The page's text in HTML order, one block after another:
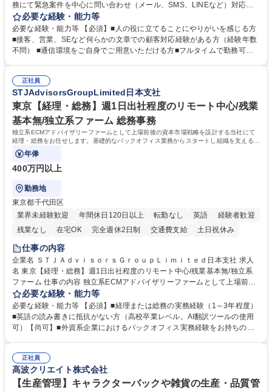
務にて緊急案件を中心に問い合わせ（メール、SMS、LINEなど）対応、
契約開始手続き処理などを行なっていただきます。カスタマーサクセス
（Digiops：デジオプス）と運用構築の業務となります。 ■お問い合わせ
対応業務全般（システム入力、契約手続き含む） ■デジタルコミュニケー
ションツール（メール、SMS、LINE等）を使用 ■お客様のニーズに応じた
添ってサービス提供できることが魅力 募集職種 【リモート/カスタマーサ
クセス】平日夕方以降を中心にリモートワークで対応
必要な経験・能力等
必要な経験・能力等 【必須】■人の役に立てることにやりがいを感じる方
■接客、営業、SEなど何らかの文章での顧客対応経験がある方（経験年数
不問） ■通信環境をご自身でご用意いただける方■フルタイムで勤務可能
境に貢献したい■改善提案や改善アクション等新しいことに意欲がある方
【英語（語学力）】■翻訳ツールを用い英語でコミュニケーションをとる
ことに抵抗がない方■英語は話せなくても問題はありませんが、英語が話
せますと、よりチャンスが広がります。※日本語がネイティブレベル必須
学歴・資格 学歴：大学院 大学 高専 短大 専修学校 高校 語学力： 資格：
正社員
STJAdvisorsGroupLimited日本支社
東京【経理・総務】週1日出社程度のリモート中心/残業
基本無/独立系ファーム 総務事務
独立系ECMアドバイザリーファームとして上場前後の資本市場戦略を設計する当社にて
経理・総務をお任せします。基礎的なバックオフィス業務からスタートし組織を支える専
任担当として広く活躍できる環境です。
年俸
400万円以上
勤務地
東京都千代田区
業界未経験歓迎
年間休日120日以上 転勤なし 英語
経験者歓迎
残業なし
在宅OK 完全週休2日制 交通費支給 土日祝休み
仕事の内容
企業名 ＳＴＪＡｄｖｉｓｏｒｓＧｒｏｕｐＬｉｍｉｔｅｄ日本支社 求人
名 東京【経理・総務】週1日出社程度のリモート中心/残業基本無/独立系
ファーム 仕事の内容 独立系ECMアドバイザリーファームとして上場前後
の資本市場戦略を設計する当社にて経理・総務をお任せします。基礎的な
バックオフィス業務からスタートし組織を支える専任担当として広く活躍
できる環境です。 ■日常経理、月次および年次決算サポート業務 ■本国
（グローバル）との英文メール対応（AI翻訳ツール等を使用しての対応で
業務をお任せします。残業も基本的には発生せず、ご自身のペースで業務
を進めやすく定着率の高い環境です。 募集職種 東京【経理・総務】週1日
出社程度のリモート中心/残業基本無/独立系ファーム
必要な経験・能力等
必要な経験・能力等 【必須】■経理または総務の実務経験（1～3年程度）
■英語の読み書きに抵抗がない方（高校卒業レベル。AI翻訳ツールの使用
可）【尚可】■外資系企業におけるバックオフィス実務経験をお持ちの方
【働き方について】現在は週4日程度の在宅勤務を実施しており、ワーク
ライフバランスを重視する方に最適な環境です（フルリモートも面接で相
談可）。【求める人物像】幅広いバックオフィス業務に柔軟に対応でき、
正社員
高波クリエイト株式会社
【生産管理】キャラクターバックや雑貨の生産・品質管